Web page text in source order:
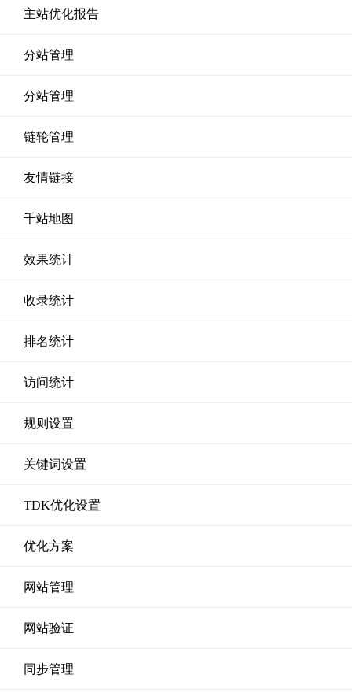
主站优化报告
分站管理
分站管理
链轮管理
友情链接
千站地图
效果统计
收录统计
排名统计
访问统计
规则设置
关键词设置
TDK优化设置
优化方案
网站管理
网站验证
同步管理